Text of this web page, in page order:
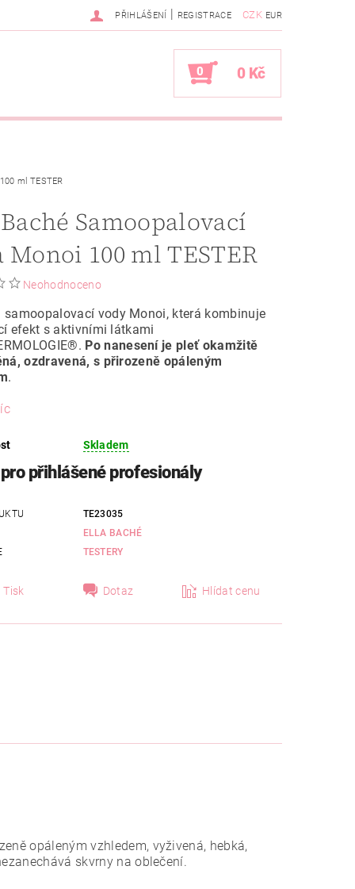
CZK EUR
PŘIHLÁŠENÍ | REGISTRACE
0 0 Kč
ml TESTER
Samoopalovací
voda Monoi 100 ml TESTER
Neohodnoceno
samoopalovací vody Monoi, která kombinuje
efekt s aktivními látkami
Po nanesení je pleť okamžitě
ozdravená, s přirozeně opáleným
.
Skladem
přihlášené profesionály
TE23035
ELLA BACHÉ
TESTERY
Tisk Dotaz Hlídat cenu
opáleným vzhledem, vyživená, hebká,
skvrny na oblečení.